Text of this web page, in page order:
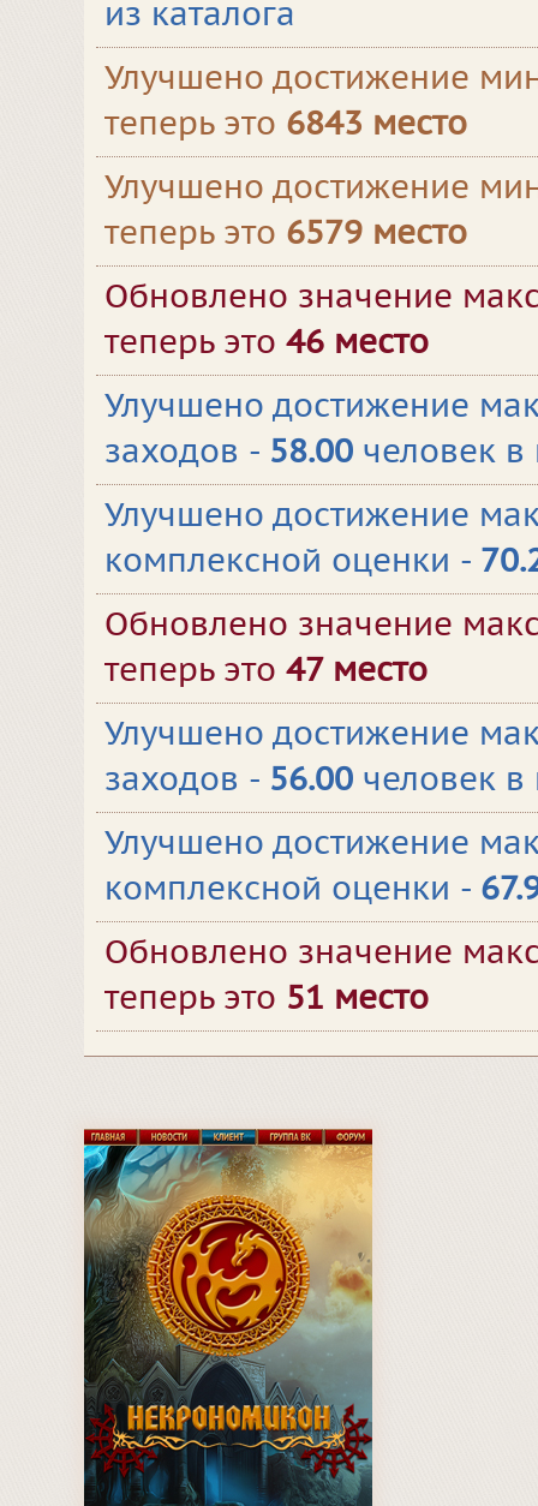
из каталога
Улучшено достижение
теперь это 6843 место
Улучшено достижение
теперь это 6579 место
Обновлено значение
теперь это 46 место
Улучшено достижение
заходов - 58.00 человек
Улучшено достижение
комплексной оценки -
Обновлено значение
теперь это 47 место
Улучшено достижение
заходов - 56.00 человек
Улучшено достижение
комплексной оценки -
Обновлено значение
теперь это 51 место